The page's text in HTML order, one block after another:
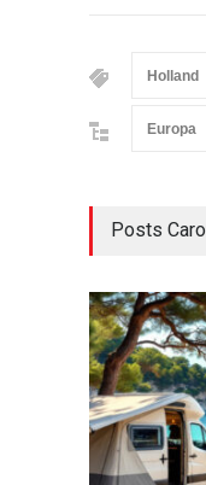
Holland
Europa
Posts